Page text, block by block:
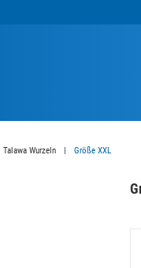
Talawa Wurzeln Größe XXL